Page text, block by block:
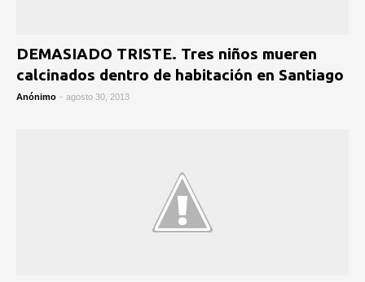
DEMASIADO TRISTE. Tres niños mueren
calcinados dentro de habitación en Santiago
Anónimo - agosto 30, 2013